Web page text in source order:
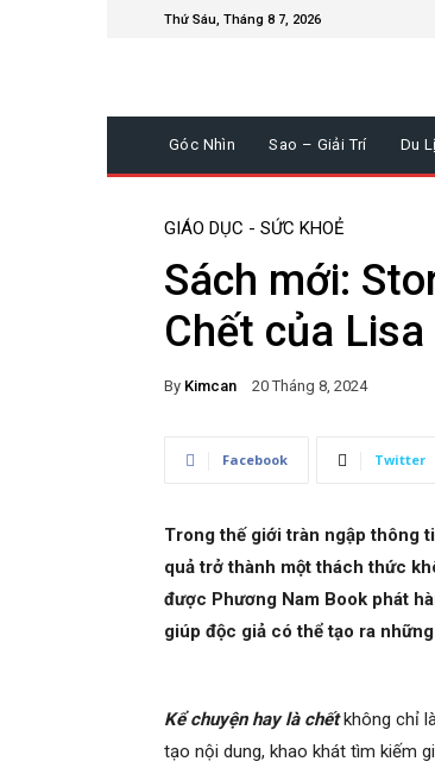
Thứ Sáu, Tháng 8 7, 2026
Góc Nhìn Sao – Giải Trí Du
GIÁO DỤC - SỨC KHOẺ
Sách mới:
Chết của Lisa
By Kimcan 20 Tháng 8, 2024
Facebook Twitter
Trong thế giới tràn ngập thông
quả trở thành một thách thức
được Phương Nam Book phát
giúp độc giả có thể tạo ra
Kể chuyện hay là chếtkhông chỉ
tạo nội dung, khao khát tìm kiếm